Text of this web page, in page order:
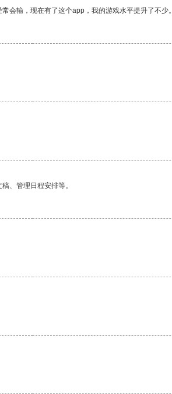
会输，现在有了这个app，我的游戏水平提升了不少。
、管理日程安排等。